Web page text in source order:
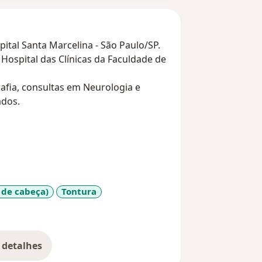
Santa Marcelina - São Paulo/SP.
das Clínicas da Faculdade de
consultas em Neurologia e
cabeça) Tontura
a experiência